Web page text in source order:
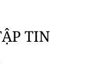
TIN